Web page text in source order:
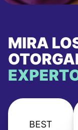
MIRA
BEST